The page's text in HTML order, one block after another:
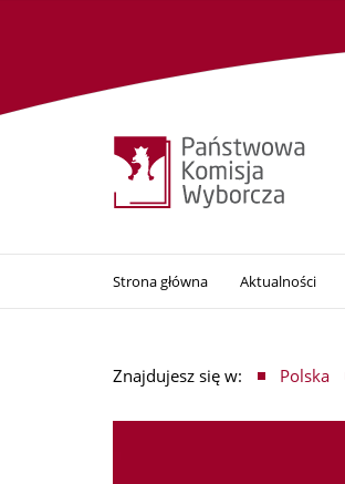
Strona główna Aktualności
Znajdujesz się w: Polska